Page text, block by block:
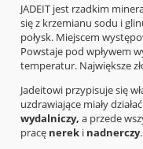
JADEIT jest rzadkim
się z krzemianu sodu i
połysk. Miejscem
Powstaje pod wpływem
temperatur. Największe
Jadeitowi przypisuje się
uzdrawiające miały
wydalniczy, a przede
pracę nerek i nadnerczy